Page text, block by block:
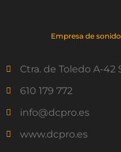
Empresa de
Ctra. de Toledo A-42
610 179 772
info@dcpro.es
www.dcpro.es